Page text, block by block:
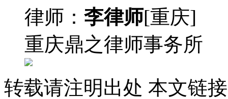
律师： 李律师[重庆]
重庆鼎之律师事务所
转载请注明出处 本文链